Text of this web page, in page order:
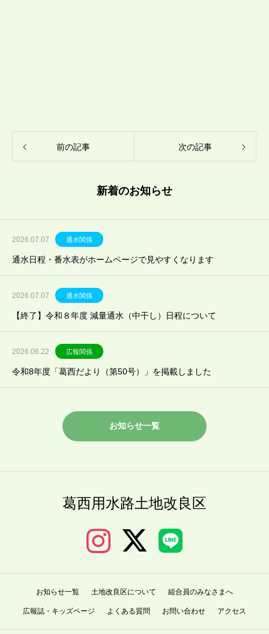
前の記事 次の記事
新着のお知らせ
2026.07.07 通水関係
通水日程・番水表がホームページで見やすくなります
2026.07.07 通水関係
【終了】令和８年度 減量通水（中干し）日程について
2026.06.22 広報関係
令和8年度「葛西だより（第50号）」を掲載しました
お知らせ一覧
葛西用水路土地改良区
お知らせ一覧 土地改良区について 組合員のみなさまへ
広報誌・キッズページ よくある質問 お問い合わせ アクセス